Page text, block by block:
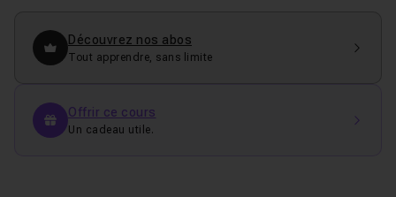
Découvrez nos abos
Tout apprendre, sans limite
Offrir ce cours
Un cadeau utile.